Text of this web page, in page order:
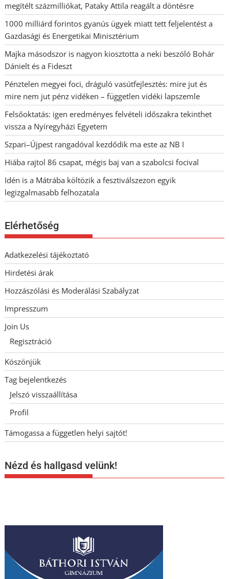
megítélt százmilliókat, Pataky Attila reagált a döntésre
1000 milliárd forintos gyanús ügyek miatt tett feljelentést a
Gazdasági és Energetikai Minisztérium
Majka másodszor is nagyon kiosztotta a neki beszóló Bohár
Dánielt és a Fideszt
Pénztelen megyei foci, dráguló vasútfejlesztés: mire jut és
mire nem jut pénz vidéken – független vidéki lapszemle
Felsőoktatás: igen eredményes felvételi időszakra tekinthet
vissza a Nyíregyházi Egyetem
Szpari–Újpest rangadóval kezdődik ma este az NB I
Hiába rajtol 86 csapat, mégis baj van a szabolcsi focival
Idén is a Mátrába költözik a fesztiválszezon egyik
legizgalmasabb felhozatala
Elérhetőség
Adatkezelési tájékoztató
Hirdetési árak
Hozzászólási és Moderálási Szabályzat
Impresszum
Join Us
Regisztráció
Köszönjük
Tag bejelentkezés
Jelszó visszaállítása
Profil
Támogassa a független helyi sajtót!
Nézd és hallgasd velünk!